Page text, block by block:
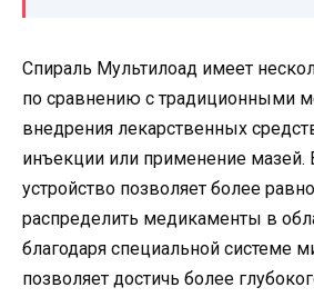
Спираль Мультилоад имеет
по сравнению с традиционными
внедрения лекарственных
инъекции или применение мазей.
устройство позволяет более
распределить медикаменты в
благодаря специальной системе
позволяет достичь более